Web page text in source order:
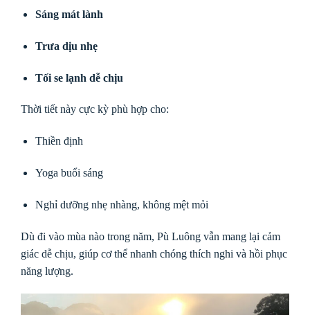
Sáng mát lành
Trưa dịu nhẹ
Tối se lạnh dễ chịu
Thời tiết này cực kỳ phù hợp cho:
Thiền định
Yoga buổi sáng
Nghỉ dưỡng nhẹ nhàng, không mệt mỏi
Dù đi vào mùa nào trong năm, Pù Luông vẫn mang lại cảm
giác dễ chịu, giúp cơ thể nhanh chóng thích nghi và hồi phục
năng lượng.